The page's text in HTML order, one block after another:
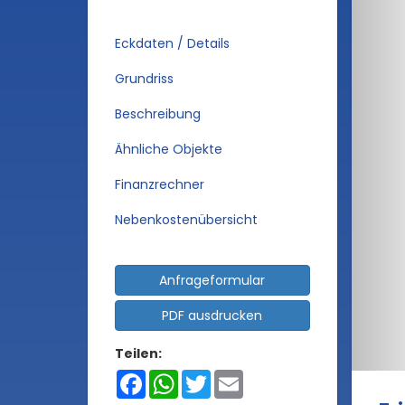
Eckdaten / Details
Grundriss
Beschreibung
Ähnliche Objekte
Finanzrechner
Nebenkostenübersicht
Anfrageformular
PDF ausdrucken
Teilen:
FacebookWhatsApp
Twitter